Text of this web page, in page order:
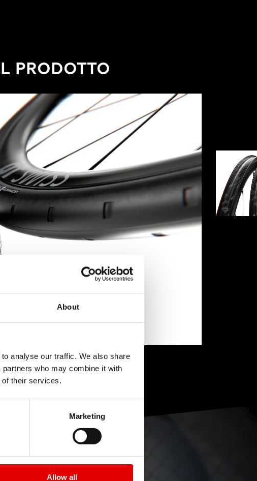
About
analyse our traffic. We also share
who may combine it with
of their services.
Marketing
Allow all
PRODOTTO